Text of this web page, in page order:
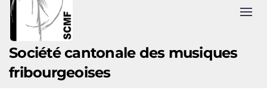
Société cantonale des musiques
fribourgeoises